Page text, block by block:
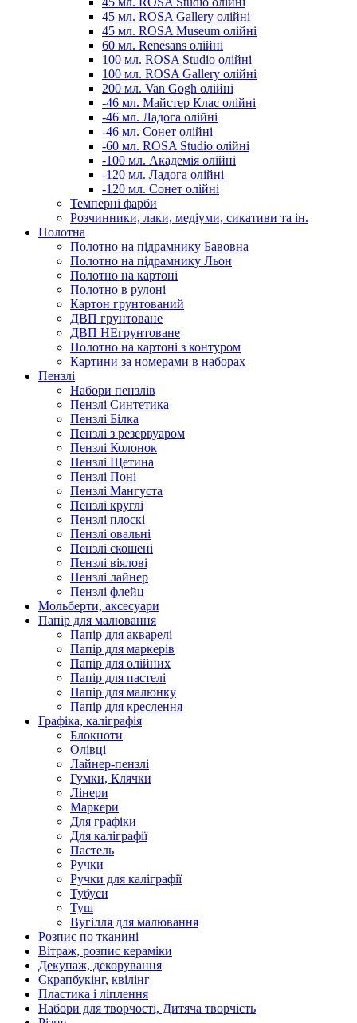
45 мл. ROSA Gallery олійні
45 мл. ROSA Museum олійні
60 мл. Renesans олійні
100 мл. ROSA Studio олійні
100 мл. ROSA Gallery олійні
200 мл. Van Gogh олійні
-46 мл. Майстер Клас олійні
-46 мл. Ладога олійні
-46 мл. Сонет олійні
-60 мл. ROSA Studio олійні
-100 мл. Академія олійні
-120 мл. Ладога олійні
-120 мл. Сонет олійні
Темперні фарби
Розчинники, лаки, медіуми, сикативи та ін.
Полотна
Полотно на підрамнику Бавовна
Полотно на підрамнику Льон
Полотно на картоні
Полотно в рулоні
Картон грунтований
ДВП грунтоване
ДВП НЕгрунтоване
Полотно на картоні з контуром
Картини за номерами в наборах
Пензлі
Набори пензлів
Пензлі Синтетика
Пензлі Білка
Пензлі з резервуаром
Пензлі Колонок
Пензлі Щетина
Пензлі Поні
Пензлі Мангуста
Пензлі круглі
Пензлі плоскі
Пензлі овальні
Пензлі скошені
Пензлі віялові
Пензлі лайнер
Пензлі флейц
Мольберти, аксесуари
Папір для малювання
Папір для акварелі
Папір для маркерів
Папір для олійних
Папір для пастелі
Папір для малюнку
Папір для креслення
Графіка, каліграфія
Блокноти
Олівці
Лайнер-пензлі
Гумки, Клячки
Лінери
Маркери
Для графіки
Для каліграфії
Пастель
Ручки
Ручки для каліграфії
Тубуси
Туш
Вугілля для малювання
Розпис по тканині
Вітраж, розпис кераміки
Декупаж, декорування
Скрапбукінг, квілінг
Пластика і ліплення
Набори для творчості, Дитяча творчість